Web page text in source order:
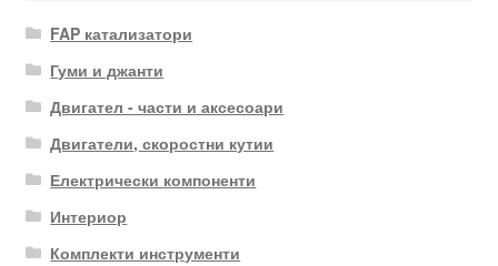
FAP катализатори
Гуми и джанти
Двигател - части и аксесоари
Двигатели, скоростни кутии
Електрически компоненти
Интериор
Комплекти инструменти